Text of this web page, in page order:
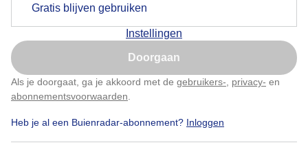
Gratis blijven gebruiken
Instellingen
Doorgaan
Als je doorgaat, ga je akkoord met de gebruikers- privacy- en
abonnementsvoorwaarden
Heb je al een Buienradar-abonnement? Inloggen
Door: Nico
Nu niet, misschien later
Klik hierom dit aan te passen